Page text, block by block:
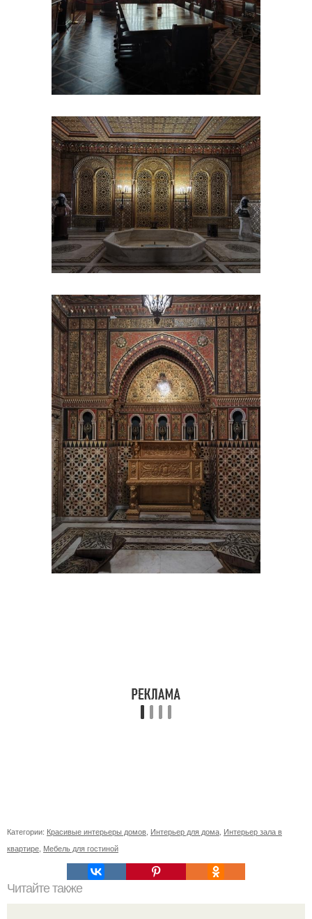
Категории: Красивые интерьеры домов, Интерьер для дома, Интерьер зала в
квартире, Мебель для гостиной
Читайте также